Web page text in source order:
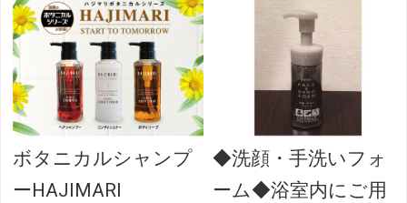
ボタニカルシャンプ
ーHAJIMARI
◆洗顔・手洗いフォ
ーム◆浴室内にご用